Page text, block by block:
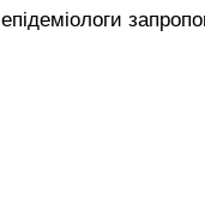
епідеміологи